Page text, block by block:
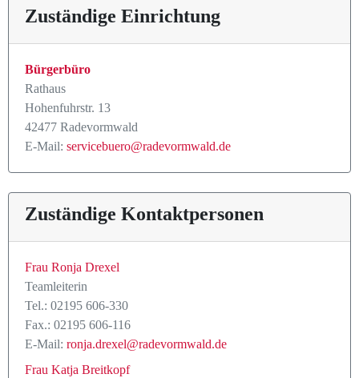
Zuständige Einrichtung
Bürgerbüro
Rathaus
Hohenfuhrstr. 13
42477 Radevormwald
E-Mail: servicebuero@radevormwald.de
Zuständige Kontaktpersonen
Frau Ronja Drexel
Teamleiterin
Tel.: 02195 606-330
Fax.: 02195 606-116
E-Mail: ronja.drexel@radevormwald.de
Frau Katja Breitkopf